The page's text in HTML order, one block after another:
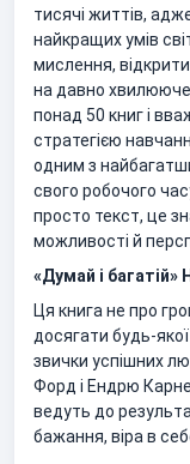
тисячі життів,
найкращих умів
мислення,
на давно хвилююче
понад 50 книг і
стратегією
одним з
свого робочого
просто текст, це
можливості й
«Думай і багатій»
Ця книга не про
досягати будь-
звички успішних
Форд і Ендрю
ведуть до
бажання, віра в